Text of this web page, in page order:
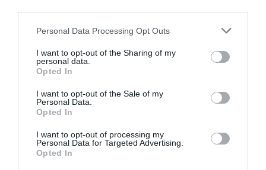
Personal Data Processing Opt Outs
I want to opt-out of the Sharing of my
personal data.
Opted In
I want to opt-out of the Sale of my
Personal Data.
Opted In
I want to opt-out of processing my
Personal Data for Targeted Advertising.
Opted In